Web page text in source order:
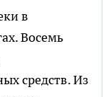
в
Восемь
средств. Из